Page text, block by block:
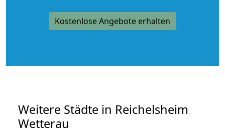
Kostenlose Angebote erhalten
Weitere Städte in Reichelsheim
Wetterau